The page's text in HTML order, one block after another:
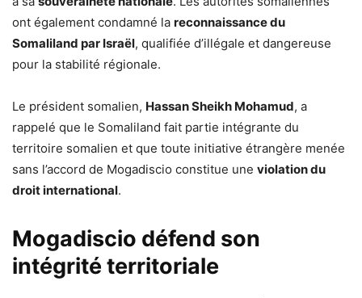
ont également condamné la reconnaissance du
Somaliland par Israël, qualifiée d’illégale et dangereuse
pour la stabilité régionale.
Le président somalien, Hassan Sheikh Mohamud, a
rappelé que le Somaliland fait partie intégrante du
territoire somalien et que toute initiative étrangère menée
sans l’accord de Mogadiscio constitue une violation du
droit international.
Mogadiscio défend son
intégrité territoriale